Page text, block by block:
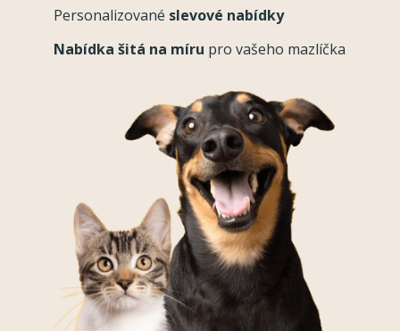
Personalizované slevové nabídky
Nabídka šitá na míru pro vašeho mazlíčka